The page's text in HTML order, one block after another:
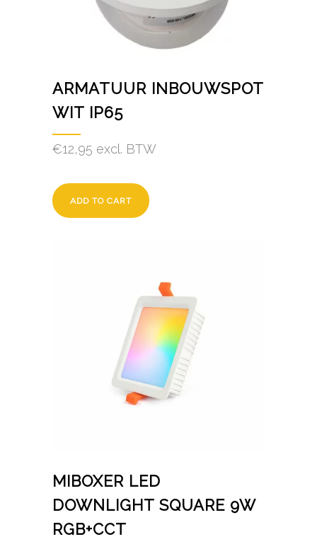
ARMATUUR INBOUWSPOT
WIT IP65
€12,95 excl. BTW
ADD TO CART
MIBOXER LED
DOWNLIGHT SQUARE 9W
RGB+CCT